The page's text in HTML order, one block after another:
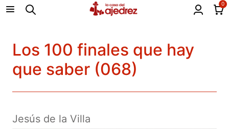
0
Los 100 finales que hay
que saber (068)
Jesús de la Villa